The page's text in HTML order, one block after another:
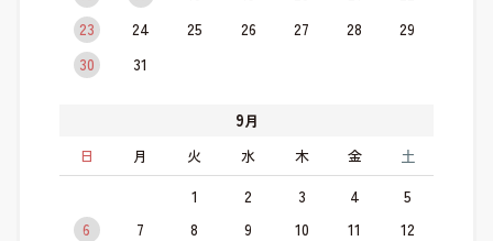
23
24 25 26 27 28
29
30
31
9月
日
月 火 水 木 金 土
1 2 3 4
5
6
7 8 9 10 11
12